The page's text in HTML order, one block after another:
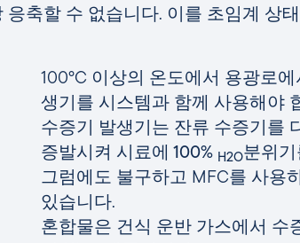
축할 수 없습니다. 이를 초임계 상
100°C 이상의 온도에서 용광로에
생기를 시스템과 함께 사용해야
수증기 발생기는 잔류 수증기를
증발시켜 시료에 100% H2O분위기
그럼에도 불구하고 MFC를 사용
있습니다.
혼합물은 건식 운반 가스에서 수